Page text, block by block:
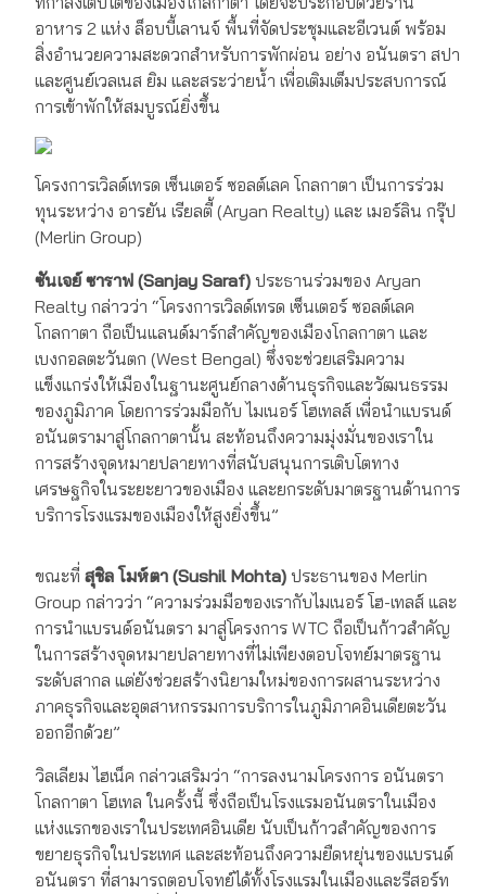
อาหาร 2 แห่ง ล็อบบี้เลานจ์ พื้นที่จัดประชุมและอีเวนต์ พร้อม
สิ่งอำนวยความสะดวกสำหรับการพักผ่อน อย่าง อนันตรา สปา
และศูนย์เวลเนส ยิม และสระว่ายน้ำ เพื่อเติมเต็มประสบการณ์
การเข้าพักให้สมบูรณ์ยิ่งขึ้น
โครงการเวิลด์เทรด เซ็นเตอร์ ซอลต์เลค โกลกาตา เป็นการร่วม
ทุนระหว่าง อารยัน เรียลตี้ (Aryan Realty) และ เมอร์ลิน กรุ๊ป
(Merlin Group)
ซันเจย์ ซาราฟ (Sanjay Saraf) ประธานร่วมของ Aryan
Realty กล่าวว่า “โครงการเวิลด์เทรด เซ็นเตอร์ ซอลต์เลค
โกลกาตา ถือเป็นแลนด์มาร์กสำคัญของเมืองโกลกาตา และ
เบงกอลตะวันตก (West Bengal) ซึ่งจะช่วยเสริมความ
แข็งแกร่งให้เมืองในฐานะศูนย์กลางด้านธุรกิจและวัฒนธรรม
ของภูมิภาค โดยการร่วมมือกับ ไมเนอร์ โฮเทลส์ เพื่อนำแบรนด์
อนันตรามาสู่โกลกาตานั้น สะท้อนถึงความมุ่งมั่นของเราใน
การสร้างจุดหมายปลายทางที่สนับสนุนการเติบโตทาง
เศรษฐกิจในระยะยาวของเมือง และยกระดับมาตรฐานด้านการ
บริการโรงแรมของเมืองให้สูงยิ่งขึ้น”
ขณะที่ สุชิล โมห์ตา (Sushil Mohta) ประธานของ Merlin
Group กล่าวว่า “ความร่วมมือของเรากับไมเนอร์ โฮ-เทลส์ และ
การนำแบรนด์อนันตรา มาสู่โครงการ WTC ถือเป็นก้าวสำคัญ
ในการสร้างจุดหมายปลายทางที่ไม่เพียงตอบโจทย์มาตรฐาน
ระดับสากล แต่ยังช่วยสร้างนิยามใหม่ของการผสานระหว่าง
ภาคธุรกิจและอุตสาหกรรมการบริการในภูมิภาคอินเดียตะวัน
ออกอีกด้วย”
วิลเลียม ไฮเน็ค กล่าวเสริมว่า “การลงนามโครงการ อนันตรา
โกลกาตา โฮเทล ในครั้งนี้ ซึ่งถือเป็นโรงแรมอนันตราในเมือง
แห่งแรกของเราในประเทศอินเดีย นับเป็นก้าวสำคัญของการ
ขยายธุรกิจในประเทศ และสะท้อนถึงความยืดหยุ่นของแบรนด์
อนันตรา ที่สามารถตอบโจทย์ได้ทั้งโรงแรมในเมืองและรีสอร์ท